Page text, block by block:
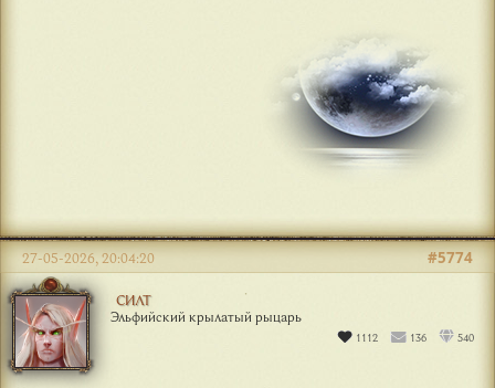
СИЛТ
Эльфийский крылатый рыцарь
1112 136 540
#5774
27-05-2026, 20:04:20